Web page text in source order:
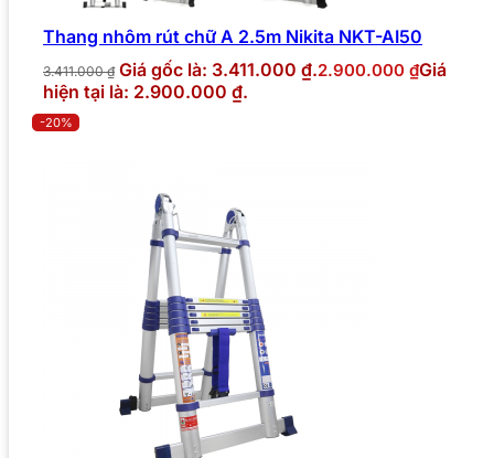
Thang nhôm rút chữ A 2.5m Nikita NKT-AI50
3.411.000₫ Giá gốc là: 3.411.000 ₫.2.900.000 ₫Giá
hiện tại là: 2.900.000 ₫.
-20%